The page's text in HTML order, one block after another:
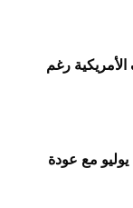
رغم
دولار في يوليو مع عودة